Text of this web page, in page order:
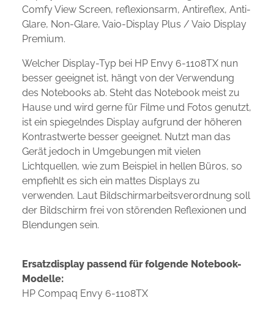
Comfy View Screen, reflexionsarm, Antireflex, Anti-
Glare, Non-Glare, Vaio-Display Plus / Vaio Display
Premium.
Welcher Display-Typ bei HP Envy 6-1108TX nun
besser geeignet ist, hängt von der Verwendung
des Notebooks ab. Steht das Notebook meist zu
Hause und wird gerne für Filme und Fotos genutzt,
ist ein spiegelndes Display aufgrund der höheren
Kontrastwerte besser geeignet. Nutzt man das
Gerät jedoch in Umgebungen mit vielen
Lichtquellen, wie zum Beispiel in hellen Büros, so
empfiehlt es sich ein mattes Displays zu
verwenden. Laut Bildschirmarbeitsverordnung soll
der Bildschirm frei von störenden Reflexionen und
Blendungen sein.
Ersatzdisplay passend für folgende Notebook-
Modelle:
HP Compaq Envy 6-1108TX